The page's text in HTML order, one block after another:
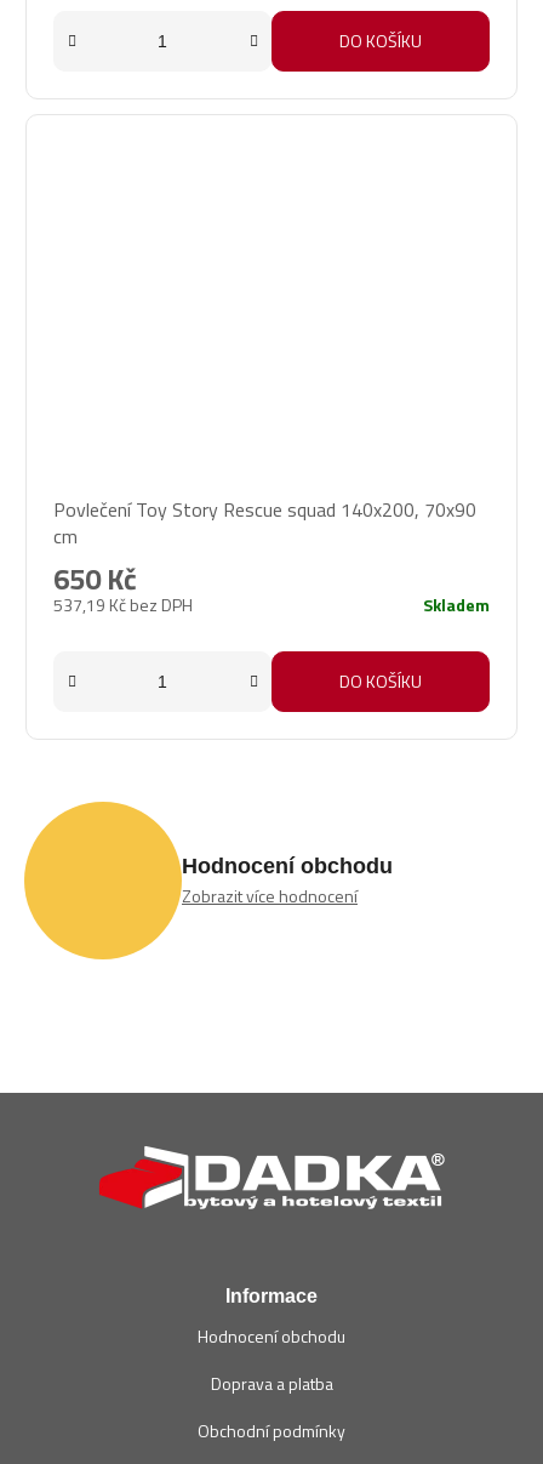
DO KOŠÍKU
Povlečení Toy Story Rescue squad 140x200, 70x90
cm
537,19 Kč bez DPH
650 Kč
Skladem
DO KOŠÍKU
Hodnocení obchodu
Zobrazit více hodnocení
Informace
Hodnocení obchodu
Doprava a platba
Obchodní podmínky